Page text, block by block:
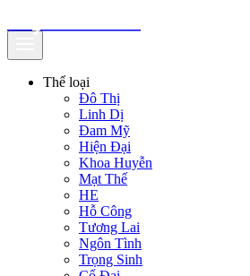
Thể loại
Đô Thị
Linh Dị
Đam Mỹ
Hiện Đại
Khoa Huyễn
Mạt Thế
HE
Hỗ Công
Tương Lai
Ngôn Tình
Trọng Sinh